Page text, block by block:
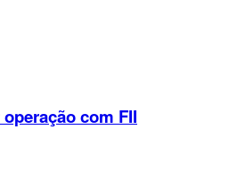
com FII